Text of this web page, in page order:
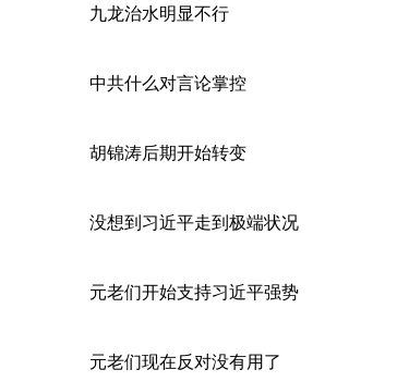
九龙治水明显不行
中共什么对言论掌控
胡锦涛后期开始转变
没想到习近平走到极端状况
元老们开始支持习近平强势
元老们现在反对没有用了